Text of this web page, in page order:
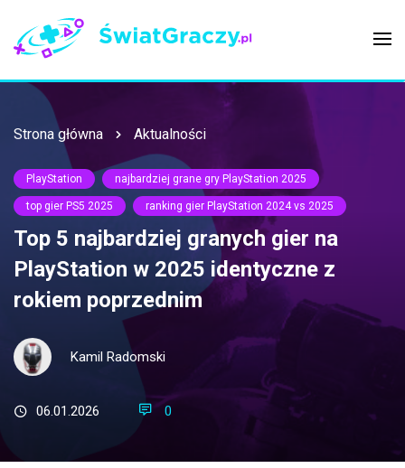
Strona główna Aktualności
PlayStation najbardziej grane gry PlayStation 2025
top gier PS5 2025 ranking gier PlayStation 2024 vs 2025
Top 5 najbardziej granych gier na
PlayStation w 2025 identyczne z
rokiem poprzednim
Kamil Radomski
06.01.2026 0